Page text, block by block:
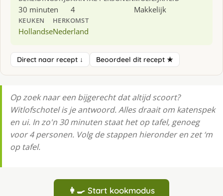
30 minuten 4 Makkelijk
KEUKEN
Hollandse
HERKOMST
Nederland
Direct naar recept ↓ Beoordeel dit recept ★
Op zoek naar een bijgerecht dat altijd scoort?
Witlofschotel is je antwoord. Alles draait om katenspek
en ui. In zo'n 30 minuten staat het op tafel, genoeg
voor 4 personen. Volg de stappen hieronder en zet ‘m
op tafel.
👩‍🍳 Start kookmodus